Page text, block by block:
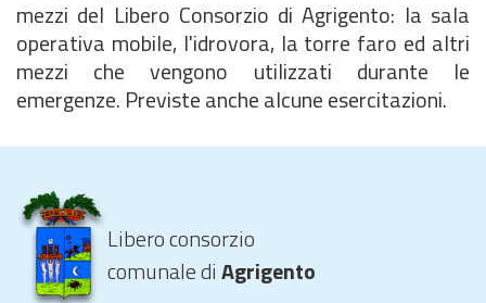
mezzi del Libero Consorzio di Agrigento: la sala
operativa mobile, l'idrovora, la torre faro ed altri
mezzi che vengono utilizzati durante le
emergenze. Previste anche alcune esercitazioni.
Libero consorzio
comunale diAgrigento